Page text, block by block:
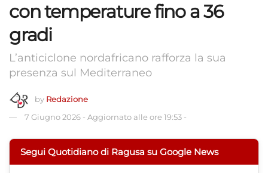
con temperature fino a 36
gradi
L’anticiclone nordafricano rafforza la sua
presenza sul Mediterraneo
by Redazione
7 Giugno 2026 - Aggiornato alle ore 19:53 -
Segui Quotidiano di Ragusa su Google News